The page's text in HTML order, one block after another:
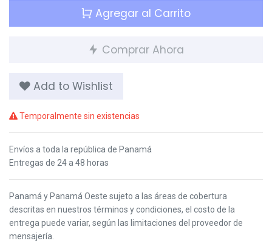
Agregar al Carrito
Comprar Ahora
Add to Wishlist
Temporalmente sin existencias
Envíos a toda la república de Panamá
Entregas de 24 a 48 horas
Panamá y Panamá Oeste sujeto a las áreas de cobertura
descritas en nuestros términos y condiciones, el costo de la
entrega puede variar, según las limitaciones del proveedor de
mensajería.